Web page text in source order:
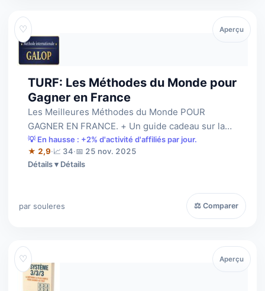
♡
TURF: Les Méthodes du Monde pour
Gagner en France
Les Meilleures Méthodes du Monde POUR
GAGNER EN FRANCE. + Un guide cadeau sur la
façon de contrer les G.P.I.
💡 En hausse : +2% d'activité d'affiliés par jour.
★ 2,9·📈 34·📅 25 nov. 2025
Détails
par souleres ⚖ Comparer
Aperçu
♡ Aperçu